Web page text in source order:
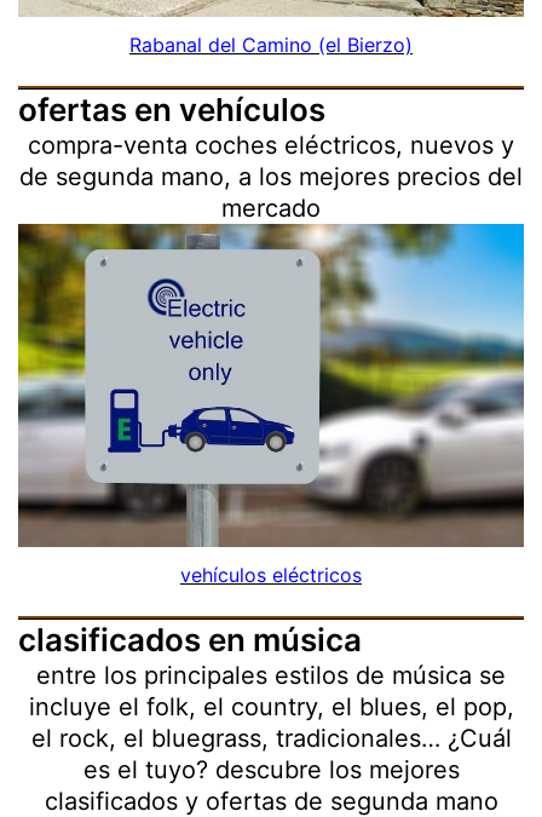
Rabanal del Camino (el Bierzo)
ofertas en vehículos
compra-venta coches eléctricos, nuevos y
de segunda mano, a los mejores precios del
mercado
vehículos eléctricos
clasificados en música
entre los principales estilos de música se
incluye el folk, el country, el blues, el pop,
el rock, el bluegrass, tradicionales… ¿Cuál
es el tuyo? descubre los mejores
clasificados y ofertas de segunda mano